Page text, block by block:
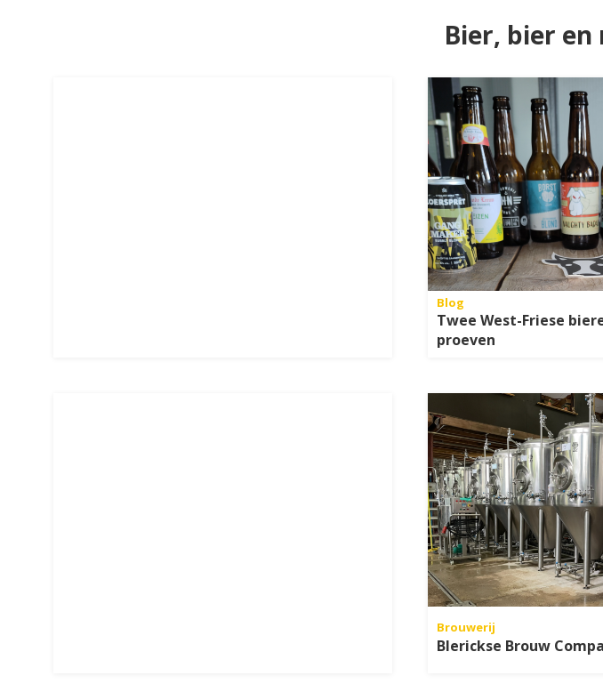
Bier, bier en
Blog
Twee West-Friese
proeven
Brouwerij
Blerickse Brouw